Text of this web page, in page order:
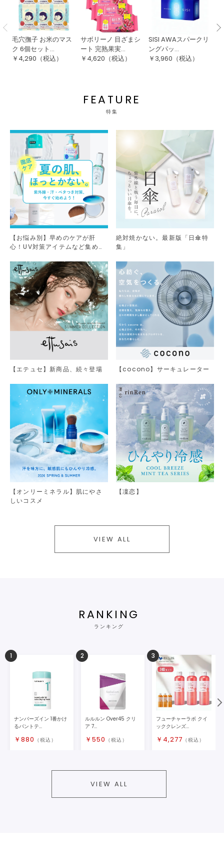
毛穴撫子 お米のマス
ク 6個セット...
￥ 4,290 （税込）
サボリーノ 目ざまシ
ート 完熟果実...
￥ 4,620 （税込）
SISI AWAスパークリ
ングパッ...
￥ 3,960 （税込）
FEATURE
特集
【お悩み別】早めのケアが肝
心！UV対策アイテムなど集めま
絶対焼かない。最新版「日傘特
集」
【エテュセ】新商品、続々登場 【cocono】サーキュレーター
【オンリーミネラル】肌にやさ
しいコスメ
【凜恋】
VIEW ALL
RANKING
ランキング
1
ナンバーズイン 1番かけ
るパントテ...
￥ 880 （税込）
2
ルルルン Over45 クリ
ア 7...
￥ 550 （税込）
3
フューチャーラボ クイ
ッククレンズ...
￥ 4,277 （税込）
VIEW ALL